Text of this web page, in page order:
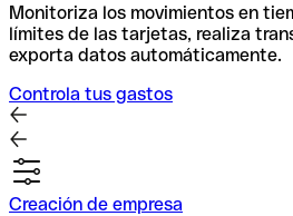
Monitoriza los movimientos en
límites de las tarjetas, realiza
exporta datos automáticamente.
Controla tus gastos
Creación de empresa